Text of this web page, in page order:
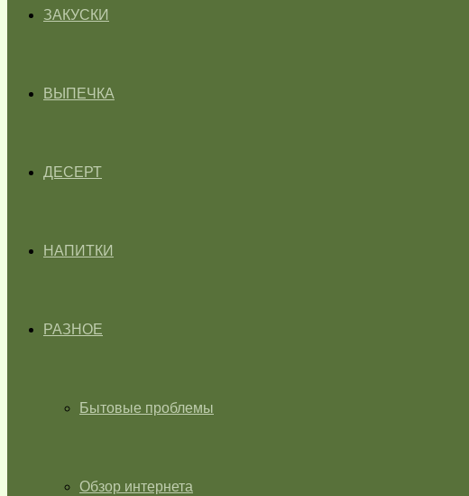
ЗАКУСКИ
ВЫПЕЧКА
ДЕСЕРТ
НАПИТКИ
РАЗНОЕ
Бытовые проблемы
Обзор интернета